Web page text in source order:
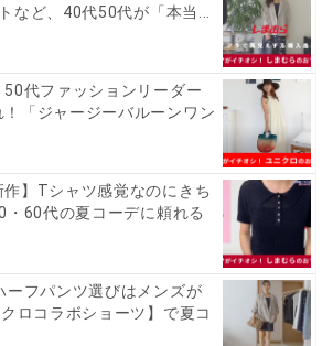
など、40代50代が「本当...
50代ファッションリーダー
！「ジャージーバルーンワン
作】Tシャツ感覚なのにきち
・60代の夏コーデに頼れる
ーフパンツ選びはメンズが
ロコラボショーツ】で夏コ